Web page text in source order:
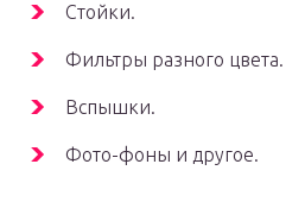
Стойки.
Фильтры разного цвета.
Вспышки.
Фото-фоны и другое.